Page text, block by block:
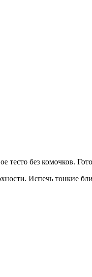
без комочков.
Испечь тонкие